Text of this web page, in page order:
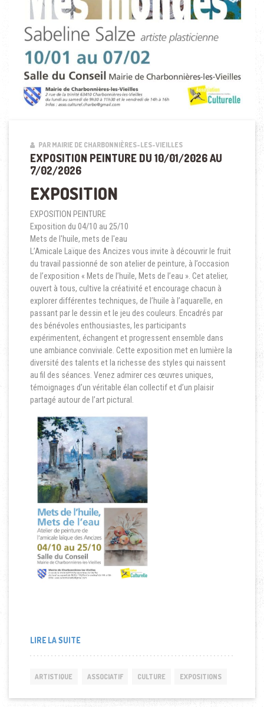
PAR MAIRIE DE CHARBONNIÈRES-LES-VIEILLES
EXPOSITION PEINTURE DU 10/01/2026 AU
7/02/2026
EXPOSITION
EXPOSITION PEINTURE
Exposition du 04/10 au 25/10
Mets de l'huile, mets de l'eau
L’Amicale Laïque des Ancizes vous invite à découvrir le fruit
du travail passionné de son atelier de peinture, à l’occasion
de l’exposition « Mets de l’huile, Mets de l’eau ». Cet atelier,
ouvert à tous, cultive la créativité et encourage chacun à
explorer différentes techniques, de l’huile à l’aquarelle, en
passant par le dessin et le jeu des couleurs. Encadrés par
des bénévoles enthousiastes, les participants
expérimentent, échangent et progressent ensemble dans
une ambiance conviviale. Cette exposition met en lumière la
diversité des talents et la richesse des styles qui naissent
au fil des séances. Venez admirer ces œuvres uniques,
témoignages d’un véritable élan collectif et d’un plaisir
partagé autour de l’art pictural.
LIRE LA SUITE
ARTISTIQUE ASSOCIATIF CULTURE EXPOSITIONS